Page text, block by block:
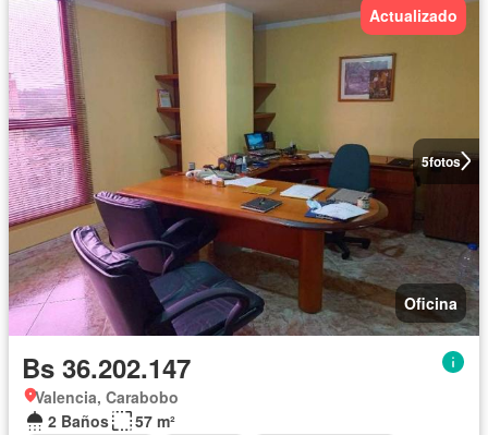
5fotos
Actualizado
Oficina
Bs 36.202.147
Valencia, Carabobo
2 Baños
57 m²